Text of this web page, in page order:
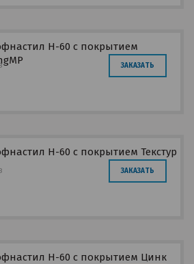
Н-60 с покрытием
ЗАКАЗАТЬ
Н-60 с покрытием Текстур
ЗАКАЗАТЬ
Н-60 с покрытием Цинк